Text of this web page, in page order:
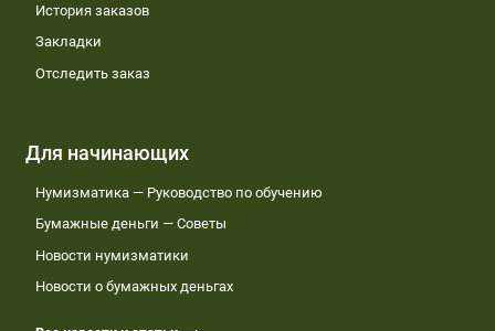
История заказов
Закладки
Отследить заказ
Для начинающих
Нумизматика — Руководство по обучению
Бумажные деньги — Советы
Новости нумизматики
Новости о бумажных деньгах